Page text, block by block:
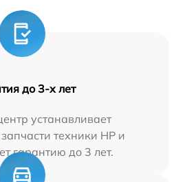
до 3-х лет
устанавливает
техники HP и
гарантию до 3 лет.